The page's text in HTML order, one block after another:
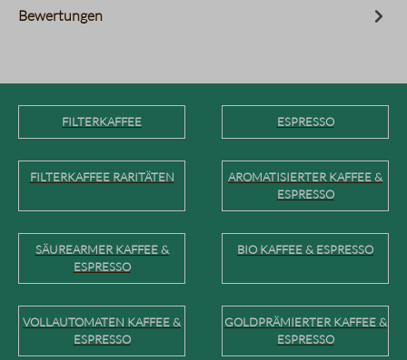
Bewertungen
FILTERKAFFEE ESPRESSO
FILTERKAFFEE RARITÄTEN
AROMATISIERTER KAFFEE &
ESPRESSO
SÄUREARMER KAFFEE &
ESPRESSO
BIO KAFFEE & ESPRESSO
VOLLAUTOMATEN KAFFEE &
ESPRESSO
GOLDPRÄMIERTER KAFFEE &
ESPRESSO